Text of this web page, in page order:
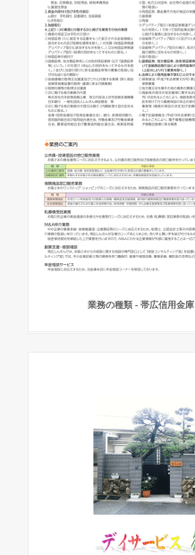
業務の種類 - 帯広信用金庫